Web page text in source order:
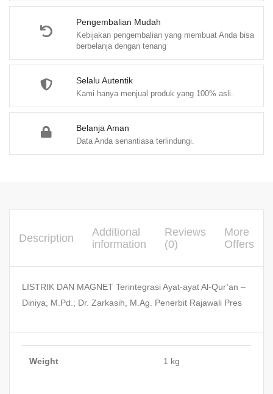
Pengembalian Mudah
Kebijakan pengembalian yang membuat Anda bisa
berbelanja dengan tenang
Selalu Autentik
Kami hanya menjual produk yang 100% asli.
Belanja Aman
Data Anda senantiasa terlindungi.
Zarkasih,
quantity
Description
Additional
information
Reviews
(0)
More
Offers
LISTRIK DAN MAGNET Terintegrasi Ayat-ayat Al-Qur’an –
Diniya, M.Pd.; Dr. Zarkasih, M.Ag. Penerbit Rajawali Pres
Weight 1 kg